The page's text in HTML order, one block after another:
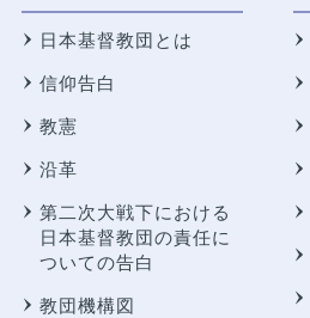
日本基督教団とは
信仰告白
教憲
沿革
第二次大戦下における
日本基督教団の責任に
ついての告白
教団機構図